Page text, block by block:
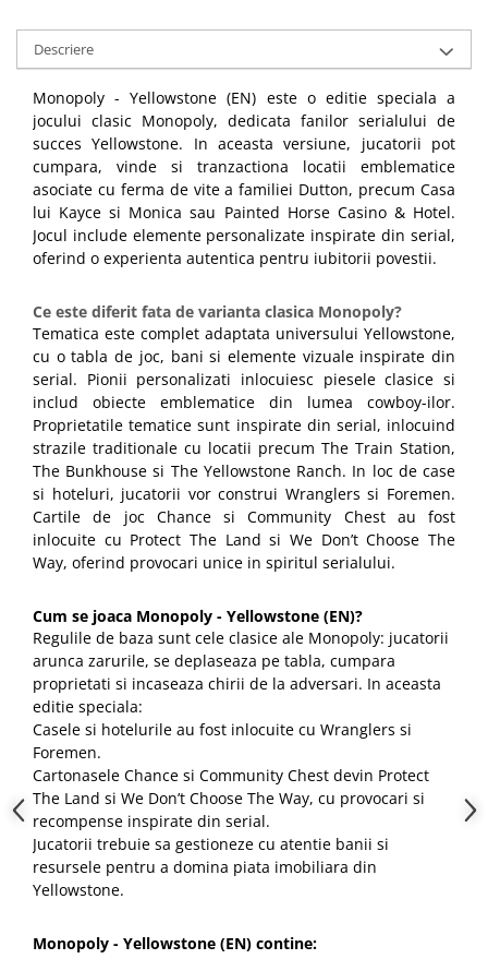
Descriere
Monopoly - Yellowstone (EN) este o editie speciala a
jocului clasic Monopoly, dedicata fanilor serialului de
succes Yellowstone. In aceasta versiune, jucatorii pot
cumpara, vinde si tranzactiona locatii emblematice
asociate cu ferma de vite a familiei Dutton, precum Casa
lui Kayce si Monica sau Painted Horse Casino & Hotel.
Jocul include elemente personalizate inspirate din serial,
oferind o experienta autentica pentru iubitorii povestii.
Ce este diferit fata de varianta clasica Monopoly?
Tematica este complet adaptata universului Yellowstone,
cu o tabla de joc, bani si elemente vizuale inspirate din
serial. Pionii personalizati inlocuiesc piesele clasice si
includ obiecte emblematice din lumea cowboy-ilor.
Proprietatile tematice sunt inspirate din serial, inlocuind
strazile traditionale cu locatii precum The Train Station,
The Bunkhouse si The Yellowstone Ranch. In loc de case
si hoteluri, jucatorii vor construi Wranglers si Foremen.
Cartile de joc Chance si Community Chest au fost
inlocuite cu Protect The Land si We Don’t Choose The
Way, oferind provocari unice in spiritul serialului.
Cum se joaca Monopoly - Yellowstone (EN)?
Regulile de baza sunt cele clasice ale Monopoly: jucatorii
arunca zarurile, se deplaseaza pe tabla, cumpara
proprietati si incaseaza chirii de la adversari. In aceasta
editie speciala:
Casele si hotelurile au fost inlocuite cu Wranglers si
Foremen.
Cartonasele Chance si Community Chest devin Protect
The Land si We Don’t Choose The Way, cu provocari si
recompense inspirate din serial.
Jucatorii trebuie sa gestioneze cu atentie banii si
resursele pentru a domina piata imobiliara din
Yellowstone.
Monopoly - Yellowstone (EN) contine: